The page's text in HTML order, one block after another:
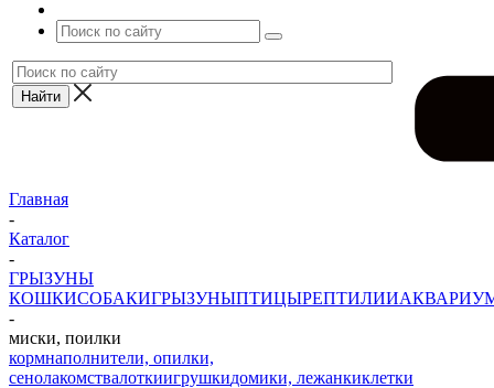
Главная
-
Каталог
-
ГРЫЗУНЫ
КОШКИСОБАКИГРЫЗУНЫПТИЦЫРЕПТИЛИИ
-
миски, поилки
кормнаполнители, опилки,
сенолакомствалоткиигрушкидомики, лежанкиклетки